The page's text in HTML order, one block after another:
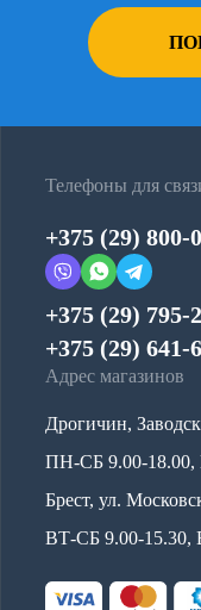
Телефоны для
+375 (29) 800-
+375 (29) 795-
+375 (29) 641-
Адрес магазинов
Дрогичин,
ПН-СБ 9.00-18.00,
Брест, ул.
ВТ-СБ 9.00-15.30,